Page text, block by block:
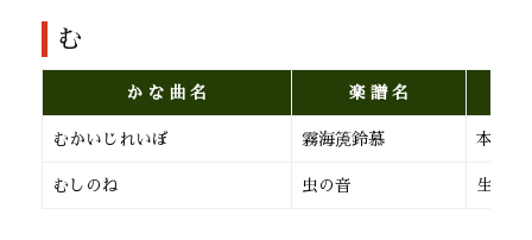
む
か な 曲 名 楽 譜 名
むかいじれいぼ 霧海箎鈴慕 本 曲
むしのね 虫の音 生田流